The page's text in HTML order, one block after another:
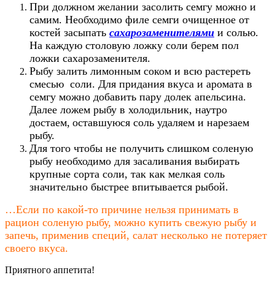
При должном желании засолить семгу можно и
самим. Необходимо филе семги очищенное от
костей засыпать сахарозаменителями и солью.
На каждую столовую ложку соли берем пол
ложки сахарозаменителя.
Рыбу залить лимонным соком и всю растереть
смесью соли. Для придания вкуса и аромата в
семгу можно добавить пару долек апельсина.
Далее ложем рыбу в холодильник, наутро
достаем, оставшуюся соль удаляем и нарезаем
рыбу.
Для того чтобы не получить слишком соленую
рыбу необходимо для засаливания выбирать
крупные сорта соли, так как мелкая соль
значительно быстрее впитывается рыбой.
…Если по какой-то причине нельзя принимать в
рацион соленую рыбу, можно купить свежую рыбу и
запечь, применив специй, салат несколько не потеряет
своего вкуса.
Приятного аппетита!